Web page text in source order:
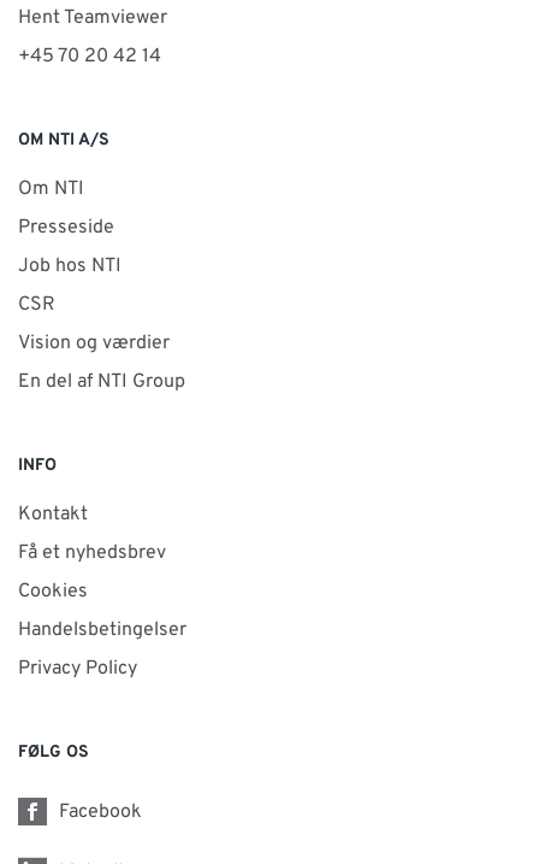
Hent Teamviewer
+45 70 20 42 14
OM NTI A/S
Om NTI
Presseside
Job hos NTI
CSR
Vision og værdier
En del af NTI Group
INFO
Kontakt
Få et nyhedsbrev
Cookies
Handelsbetingelser
Privacy Policy
FØLG OS
Facebook